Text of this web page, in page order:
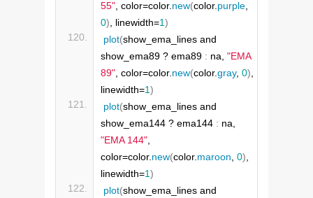
55", color=color.new(color.purple
0), linewidth=1)
plot(show_ema_lines and
show_ema89 ? ema89 : na, "EMA
89", color=color.new(color.gray, 0),
linewidth=1)
plot(show_ema_lines and
show_ema144 ? ema144 :
"EMA 144",
color=color.new(color.maroon, 0),
linewidth=1)
plot(show_ema_lines and